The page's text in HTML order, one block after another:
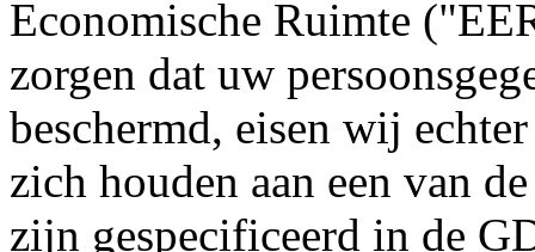
Economische Ruimte
zorgen dat uw
beschermd, eisen wij
zich houden aan een van
zijn gespecificeerd in de